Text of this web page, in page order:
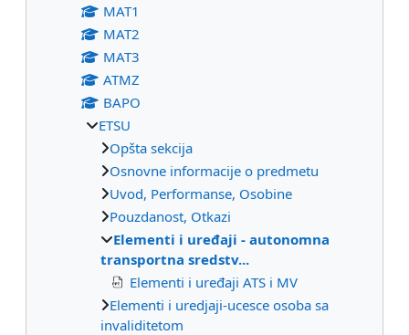
МАТ1
МАТ2
МАТ3
ATMZ
BAPO
ETSU
Opšta sekcija
Osnovne informacije o predmetu
Uvod, Performanse, Osobine
Pouzdanost, Otkazi
Elementi i uređaji - autonomna
transportna sredstv...
Elementi i uređaji ATS i MV
Elementi i uredjaji-ucesce osoba sa
invaliditetom